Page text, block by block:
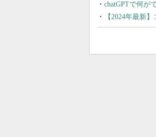
chatGPTで何が
【2024年最新